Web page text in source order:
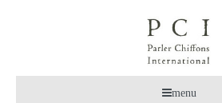
menu